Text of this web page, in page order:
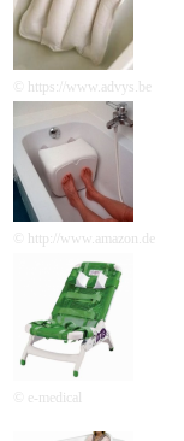
© https://www.advys.be
© http://www.amazon.de
© e-medical